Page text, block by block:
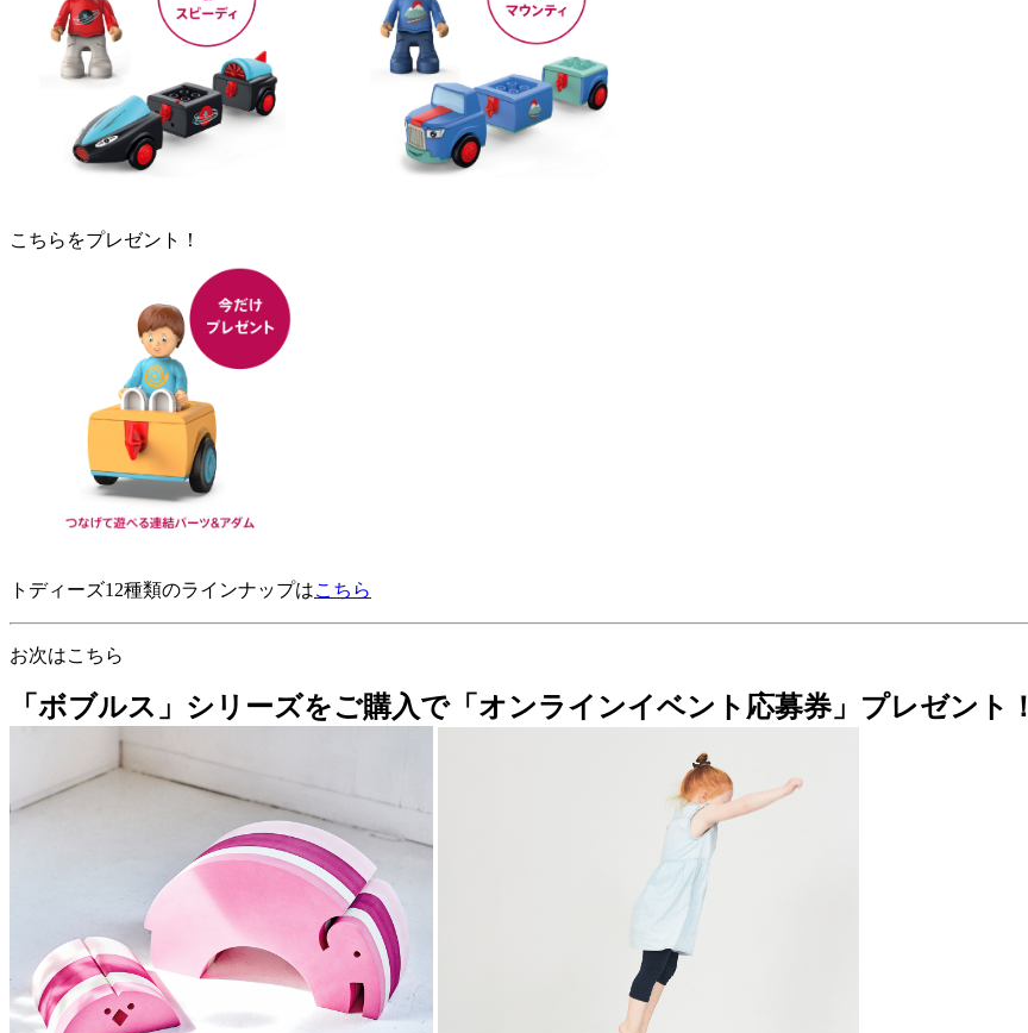
こちらをプレゼント！
トディーズ12種類のラインナップはこちら
お次はこちら
「ボブルス」シリーズをご購入で「オンラインイベント応募券」プレゼント！